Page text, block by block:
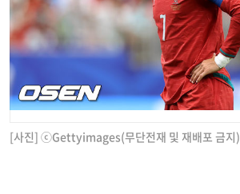
[사진] ⓒGettyimages(무단전재 및 재배포 금지)